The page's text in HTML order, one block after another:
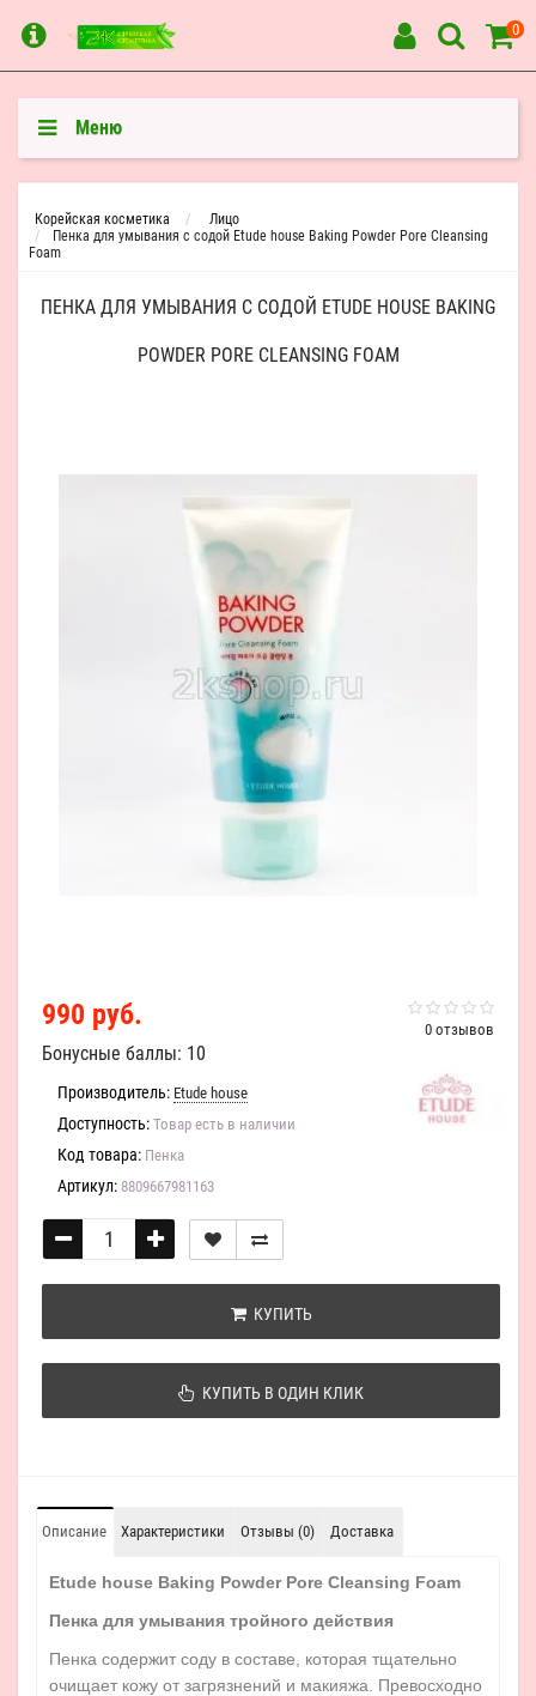
0
Меню
Корейская косметика
Лицо
Пенка для умывания с содой Etude house Baking Powder Pore Cleansing
Foam
ПЕНКА ДЛЯ УМЫВАНИЯ С СОДОЙ ETUDE HOUSE BAKING
POWDER PORE CLEANSING FOAM
0 отзывов
990 руб.
Бонусные баллы: 10
Производитель: Etude house
Доступность: Товар есть в наличии
Код товара: Пенка
Артикул: 8809667981163
КУПИТЬ
КУПИТЬ В ОДИН КЛИК
Описание Характеристики Отзывы (0) Доставка
Etude house Baking Powder Pore Cleansing Foam
Пенка для умывания тройного действия
Пенка содержит соду в составе, которая тщательно
очищает кожу от загрязнений и макияжа. Превосходно